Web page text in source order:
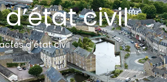
civil
d’état civil